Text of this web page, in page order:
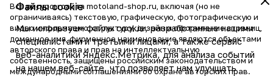
Файлы cookie
Мы используем файлы cookie, разработанные нашими
специалистами и третьими лицами, а также сервис
веб-аналитики Яндекс.Метрика, для анализа событий
на нашем веб-сайте, что позволяет нам улучшать
Все ресурсы сайта motoland-shop.ru, включая (но не
ограничиваясь) текстовую, графическую, фотографическую и
видео информацию, структуру, дизайн и оформление страниц,
доменное имя, фирменное наименование являются объектами
авторского права и прав на интеллектуальную
собственность, защищены российским законодательством и
международными соглашениями об охране авторских прав.